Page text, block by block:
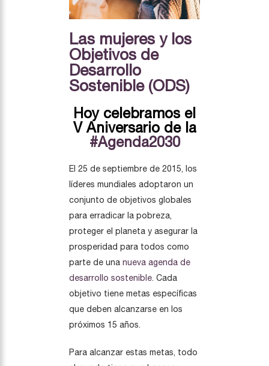
Las mujeres y los
Objetivos de
Desarrollo
Sostenible (ODS)
Hoy celebramos el
V Aniversario de la
#Agenda2030
El 25 de septiembre de 2015, los
líderes mundiales adoptaron un
conjunto de objetivos globales
para erradicar la pobreza,
proteger el planeta y asegurar la
prosperidad para todos como
parte de una nueva agenda de
desarrollo sostenible. Cada
objetivo tiene metas específicas
que deben alcanzarse en los
próximos 15 años.
Para alcanzar estas metas, todo